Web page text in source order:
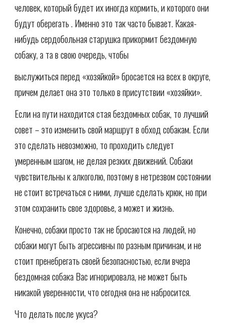
человек, который будет их иногда кормить, и которого они
будут оберегать . Именно это так часто бывает. Какая-
нибудь сердобольная старушка прикормит бездомную
собаку, а та в свою очередь, чтобы
выслужиться перед «хозяйкой» бросается на всех в округе,
причем делает она это только в присутствии «хозяйки».
Если на пути находится стая бездомных собак, то лучший
совет – это изменить свой маршрут в обход собакам. Если
это сделать невозможно, то проходить следует
умеренным шагом, не делая резких движений. Собаки
чувствительны к алкоголю, поэтому в нетрезвом состоянии
не стоит встречаться с ними, лучше сделать крюк, но при
этом сохранить свое здоровье, а может и жизнь.
Конечно, собаки просто так не бросаются на людей, но
собаки могут быть агрессивны по разным причинам, и не
стоит пренебрегать своей безопасностью, если вчера
бездомная собака Вас игнорировала, не может быть
никакой уверенности, что сегодня она не набросится.
Что делать после укуса?